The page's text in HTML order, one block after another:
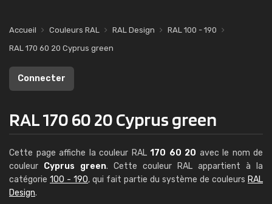
Accueil Couleurs RAL RAL Design
RAL 100 - 190
RAL 170 60 20 Cyprus green
Connecter
RAL 170 60 20 Cyprus green
Cette page affiche la couleur RAL 170 60 20 avec le nom de
couleur Cyprus green. Cette couleur RAL appartient à la
catégorie 100 - 190, qui fait partie du système de couleurs RAL
Design.